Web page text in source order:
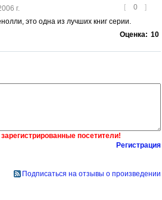
[ 0 ]
г.
это одна из лучших книг серии.
Оценка: 10
посетители!
Регистрация
Подписаться на отзывы о произведении